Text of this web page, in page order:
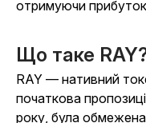
отримуючи
Що таке
RAY — нативний
початкова
року, була обмежена